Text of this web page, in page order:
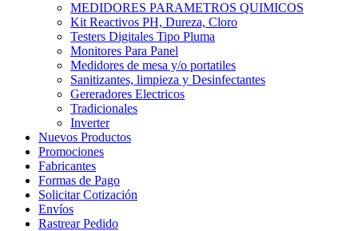
MEDIDORES PARAMETROS QUIMICOS
Kit Reactivos PH, Dureza, Cloro
Testers Digitales Tipo Pluma
Monitores Para Panel
Medidores de mesa y/o portatiles
Sanitizantes, limpieza y Desinfectantes
Gereradores Electricos
Tradicionales
Inverter
Nuevos Productos
Promociones
Fabricantes
Formas de Pago
Solicitar Cotización
Envíos
Rastrear Pedido